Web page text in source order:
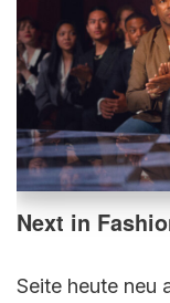
Next in
Seite heute neu